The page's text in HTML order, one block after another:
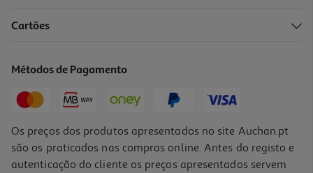
Price reduced from
2,07 €to
+0,10 € Depósito
Promoção
Cartões
Métodos de Pagamento
Os preços dos produtos apresentados no site Auchan.pt
são os praticados nas compras online. Antes do registo e
autenticação do cliente os preços apresentados servem